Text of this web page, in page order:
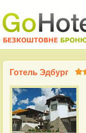
Готель Эдбург